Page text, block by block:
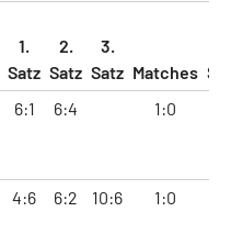
1.
Satz
2.
Satz
3.
Satz Matches
6:1 6:4 1:0
4:6 6:2 10:6 1:0